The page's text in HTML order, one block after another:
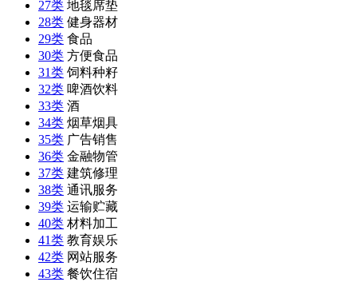
27类 地毯席垫
28类 健身器材
29类 食品
30类 方便食品
31类 饲料种籽
32类 啤酒饮料
33类 酒
34类 烟草烟具
35类 广告销售
36类 金融物管
37类 建筑修理
38类 通讯服务
39类 运输贮藏
40类 材料加工
41类 教育娱乐
42类 网站服务
43类 餐饮住宿